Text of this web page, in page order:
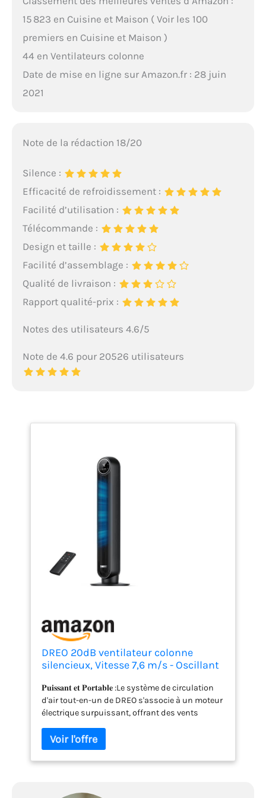
15 823 en Cuisine et Maison ( Voir les 100
premiers en Cuisine et Maison )
44 en Ventilateurs colonne
Date de mise en ligne sur Amazon.fr : 28 juin
2021
Note de la rédaction 18/20
Silence :
Efficacité de refroidissement :
Facilité d’utilisation :
Télécommande :
Design et taille :
Facilité d’assemblage :
Qualité de livraison :
Rapport qualité-prix :
Notes des utilisateurs 4.6/5
Note de 4.6 pour 20526 utilisateurs
DREO 20dB ventilateur colonne
silencieux, Vitesse 7,6 m/s - Oscillant
92 cm de haut, Télécommande
incluse, 4 vitesses, 4 modes,
minuterie 8H, Noir - Nomad One
𝐏𝐮𝐢𝐬𝐬𝐚𝐧𝐭 𝐞𝐭 𝐏𝐨𝐫𝐭𝐚𝐛𝐥𝐞 :Le système de circulation
d'air tout-en-un de DREO s'associe à un moteur
électrique surpuissant, offrant des vents
tour compact de 90 cm anime chaque
centimètre d'air de votre espace de vie
rapidement, jusqu'à 7,6 m/s. É𝐥𝐢𝐦𝐢𝐧𝐞𝐳 𝐥𝐞 𝐁𝐫𝐮𝐢𝐭